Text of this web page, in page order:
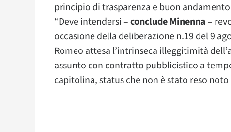
principio di trasparenza e buon
“Deve intendersi– conclude Minenna –
occasione della deliberazione n.19 del 9
Romeo attesa l’intrinseca illeggitimità
assunto con contratto pubblicistico a
capitolina, status che non è stato reso